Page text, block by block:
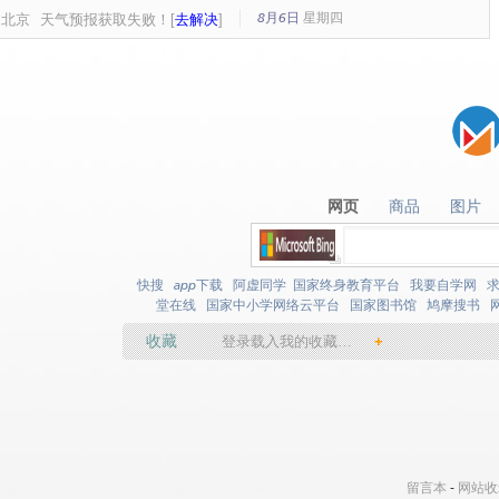
北京 天气预报获取失败！[去解决] 8月6日 星期四
网页
网页 商品
商品 图片
图片
快搜 app下载 阿虚同学 国家终身教育平台 我要自学网
堂在线
国家中小学网络云平台 国家图书馆 鸠摩搜书
收藏 登录载入我的收藏… +
留言本 - 网站